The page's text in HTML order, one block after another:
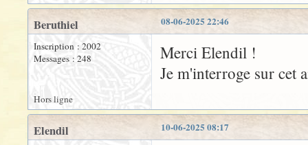
08-06-2025 22:46
Beruthiel
Inscription : 2002
Messages : 248
Merci Elendil !
Je m'interroge sur cet
Hors ligne
10-06-2025 08:17
Elendil